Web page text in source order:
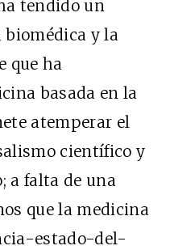
tendido un
y la
que ha
basada en la
atemperar el
científico y
a falta de una
que la medicina
estado-del-